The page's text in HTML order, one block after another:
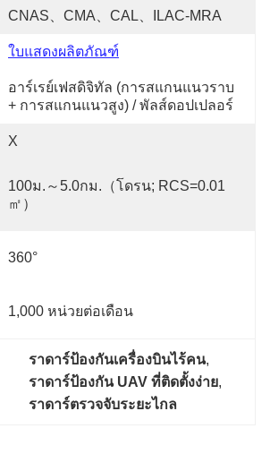
CNAS、CMA、CAL、ILAC-MRA
ใบแสดงผลิตภัณฑ์
อาร์เรย์เฟสดิจิทัล (การสแกนแนวราบ
+ การสแกนแนวสูง) / พัลส์ดอปเปลอร์
X
100ม.～5.0กม.（โดรน; RCS=0.01
㎡）
360°
1,000 หน่วยต่อเดือน
ราดาร์ป้องกันเครื่องบินไร้คน,
ราดาร์ป้องกัน UAV ที่ติดตั้งง่าย,
ราดาร์ตรวจจับระยะไกล